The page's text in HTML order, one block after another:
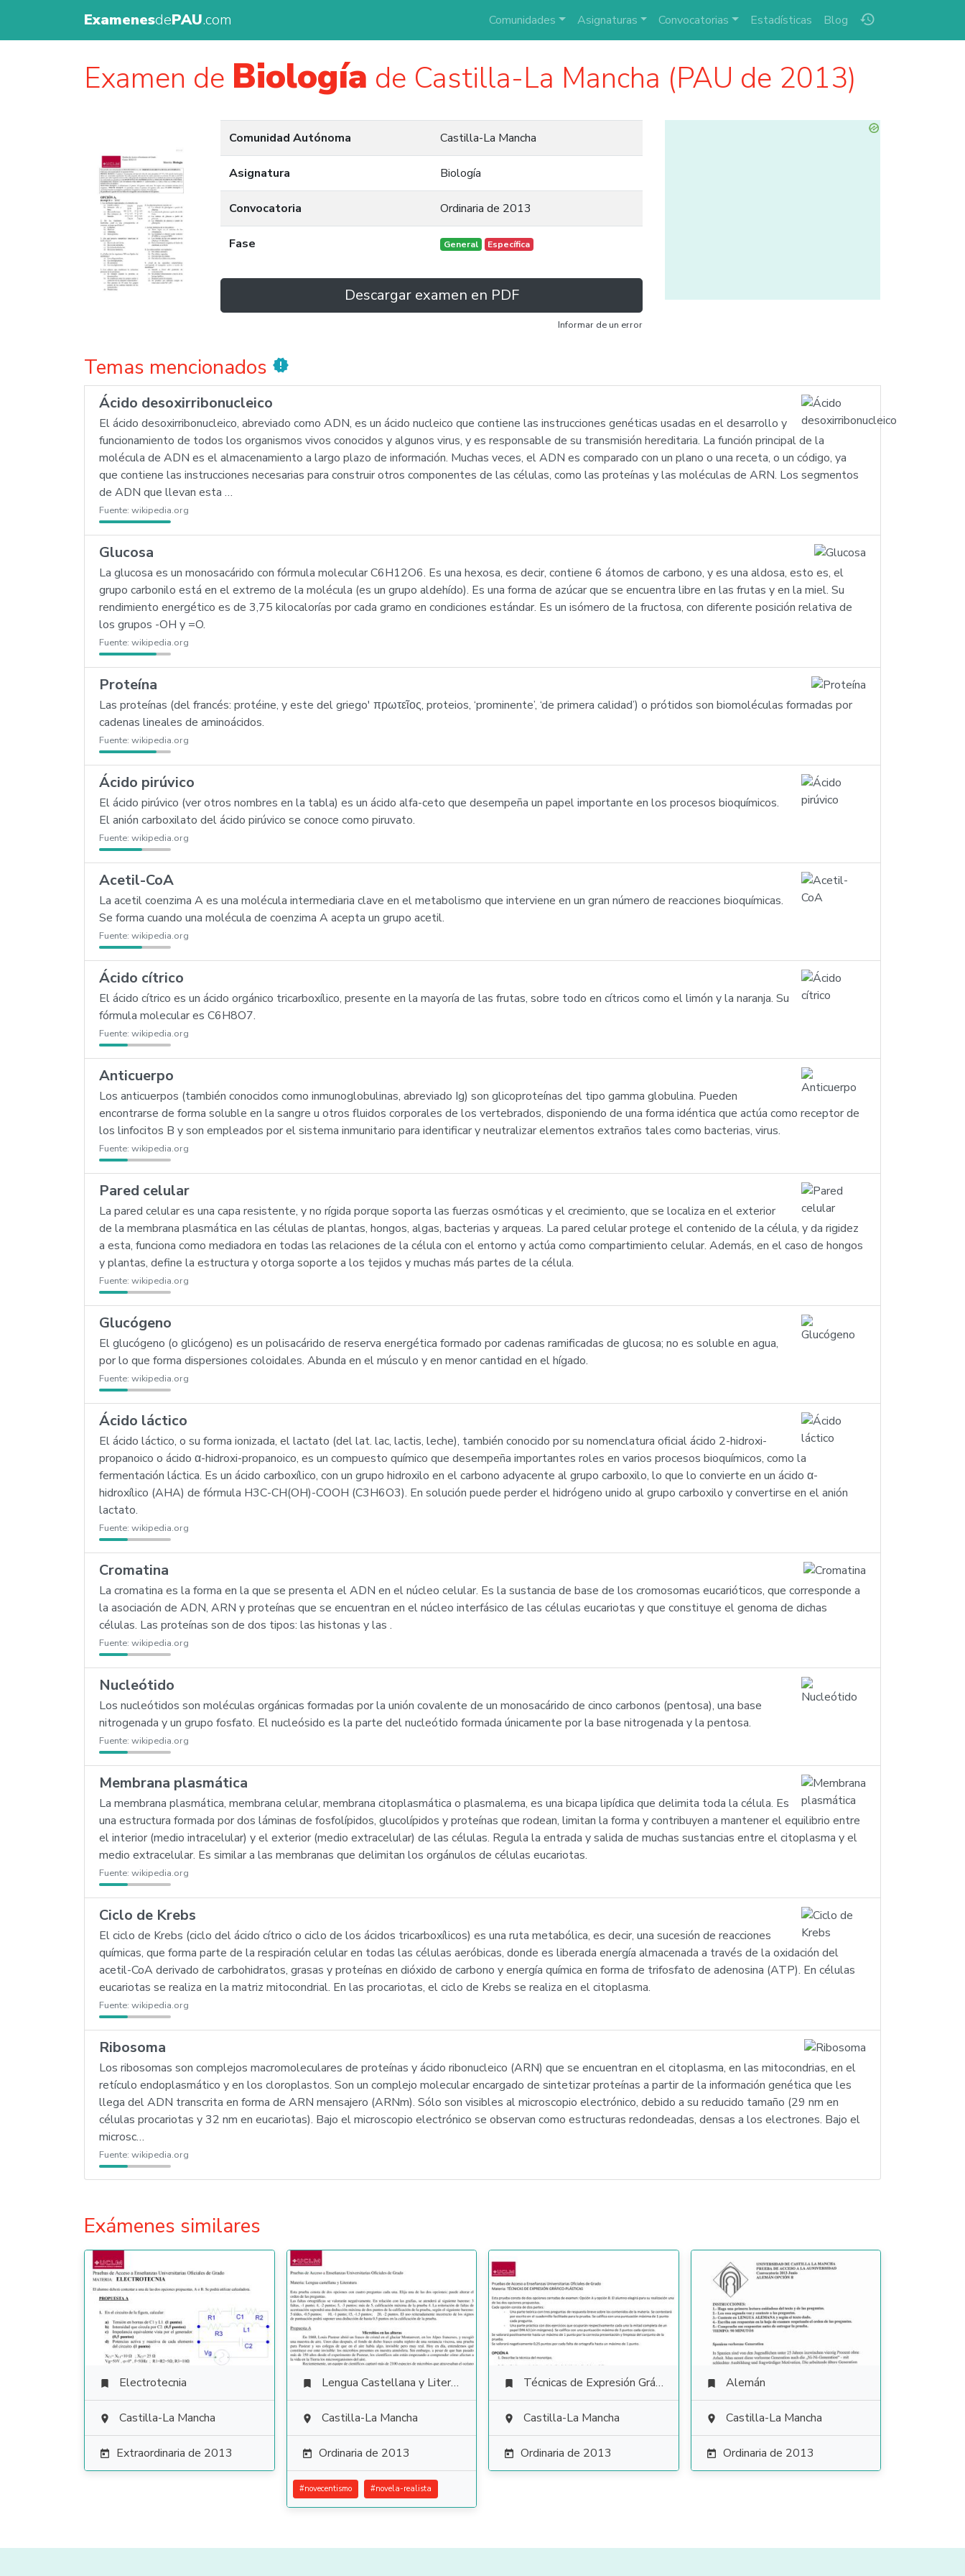
ExamenesdePAU.com history
Comunidades Asignaturas Convocatorias Estadísticas Blog
Examen de Biología de Castilla-La Mancha (PAU de 2013)
Comunidad Autónoma Castilla-La Mancha
Asignatura Biología
Convocatoria Ordinaria de 2013
Fase General Específica
Descargar examen en PDF
Informar de un error
Temas mencionados new_releases
Ácido desoxirribonucleico
El ácido desoxirribonucleico, abreviado como ADN, es un ácido nucleico que contiene las instrucciones genéticas usadas en el desarrollo y
funcionamiento de todos los organismos vivos conocidos y algunos virus, y es responsable de su transmisión hereditaria. La función principal de la
molécula de ADN es el almacenamiento a largo plazo de información. Muchas veces, el ADN es comparado con un plano o una receta, o un código, ya
que contiene las instrucciones necesarias para construir otros componentes de las células, como las proteínas y las moléculas de ARN. Los segmentos
de ADN que llevan esta …
Fuente: wikipedia.org
Glucosa
La glucosa es un monosacárido con fórmula molecular C6H12O6. Es una hexosa, es decir, contiene 6 átomos de carbono, y es una aldosa, esto es, el
grupo carbonilo está en el extremo de la molécula (es un grupo aldehído). Es una forma de azúcar que se encuentra libre en las frutas y en la miel. Su
rendimiento energético es de 3,75 kilocalorías por cada gramo en condiciones estándar. Es un isómero de la fructosa, con diferente posición relativa de
los grupos -OH y =O.
Fuente: wikipedia.org
Proteína
Las proteínas (del francés: protéine, y este del griego' πρωτεῖος, proteios, ‘prominente’, ‘de primera calidad’) o prótidos son biomoléculas formadas por
cadenas lineales de aminoácidos.
Fuente: wikipedia.org
Ácido pirúvico
El ácido pirúvico (ver otros nombres en la tabla) es un ácido alfa-ceto que desempeña un papel importante en los procesos bioquímicos.
El anión carboxilato del ácido pirúvico se conoce como piruvato.
Fuente: wikipedia.org
Acetil-CoA
La acetil coenzima A es una molécula intermediaria clave en el metabolismo que interviene en un gran número de reacciones bioquímicas.
Se forma cuando una molécula de coenzima A acepta un grupo acetil.
Fuente: wikipedia.org
Ácido cítrico
El ácido cítrico es un ácido orgánico tricarboxílico, presente en la mayoría de las frutas, sobre todo en cítricos como el limón y la naranja. Su
fórmula molecular es C6H8O7.
Fuente: wikipedia.org
Anticuerpo
Los anticuerpos (también conocidos como inmunoglobulinas, abreviado Ig) son glicoproteínas del tipo gamma globulina. Pueden
encontrarse de forma soluble en la sangre u otros fluidos corporales de los vertebrados, disponiendo de una forma idéntica que actúa como receptor de
los linfocitos B y son empleados por el sistema inmunitario para identificar y neutralizar elementos extraños tales como bacterias, virus.
Fuente: wikipedia.org
Pared celular
La pared celular es una capa resistente, y no rígida porque soporta las fuerzas osmóticas y el crecimiento, que se localiza en el exterior
de la membrana plasmática en las células de plantas, hongos, algas, bacterias y arqueas. La pared celular protege el contenido de la célula, y da rigidez
a esta, funciona como mediadora en todas las relaciones de la célula con el entorno y actúa como compartimiento celular. Además, en el caso de hongos
y plantas, define la estructura y otorga soporte a los tejidos y muchas más partes de la célula.
Fuente: wikipedia.org
Glucógeno
El glucógeno (o glicógeno) es un polisacárido de reserva energética formado por cadenas ramificadas de glucosa; no es soluble en agua,
por lo que forma dispersiones coloidales. Abunda en el músculo y en menor cantidad en el hígado.
Fuente: wikipedia.org
Ácido láctico
El ácido láctico, o su forma ionizada, el lactato (del lat. lac, lactis, leche), también conocido por su nomenclatura oficial ácido 2-hidroxi-
propanoico o ácido α-hidroxi-propanoico, es un compuesto químico que desempeña importantes roles en varios procesos bioquímicos, como la
fermentación láctica. Es un ácido carboxílico, con un grupo hidroxilo en el carbono adyacente al grupo carboxilo, lo que lo convierte en un ácido α-
hidroxílico (AHA) de fórmula H3C-CH(OH)-COOH (C3H6O3). En solución puede perder el hidrógeno unido al grupo carboxilo y convertirse en el anión
lactato.
Fuente: wikipedia.org
Cromatina
La cromatina es la forma en la que se presenta el ADN en el núcleo celular. Es la sustancia de base de los cromosomas eucarióticos, que corresponde a
la asociación de ADN, ARN y proteínas que se encuentran en el núcleo interfásico de las células eucariotas y que constituye el genoma de dichas
células. Las proteínas son de dos tipos: las histonas y las .
Fuente: wikipedia.org
Nucleótido
Los nucleótidos son moléculas orgánicas formadas por la unión covalente de un monosacárido de cinco carbonos (pentosa), una base
nitrogenada y un grupo fosfato. El nucleósido es la parte del nucleótido formada únicamente por la base nitrogenada y la pentosa.
Fuente: wikipedia.org
Membrana plasmática
La membrana plasmática, membrana celular, membrana citoplasmática o plasmalema, es una bicapa lipídica que delimita toda la célula. Es
una estructura formada por dos láminas de fosfolípidos, glucolípidos y proteínas que rodean, limitan la forma y contribuyen a mantener el equilibrio entre
el interior (medio intracelular) y el exterior (medio extracelular) de las células. Regula la entrada y salida de muchas sustancias entre el citoplasma y el
medio extracelular. Es similar a las membranas que delimitan los orgánulos de células eucariotas.
Fuente: wikipedia.org
Ciclo de Krebs
El ciclo de Krebs (ciclo del ácido cítrico o ciclo de los ácidos tricarboxílicos) es una ruta metabólica, es decir, una sucesión de reacciones
químicas, que forma parte de la respiración celular en todas las células aeróbicas, donde es liberada energía almacenada a través de la oxidación del
acetil-CoA derivado de carbohidratos, grasas y proteínas en dióxido de carbono y energía química en forma de trifosfato de adenosina (ATP). En células
eucariotas se realiza en la matriz mitocondrial. En las procariotas, el ciclo de Krebs se realiza en el citoplasma.
Fuente: wikipedia.org
Ribosoma
Los ribosomas son complejos macromoleculares de proteínas y ácido ribonucleico (ARN) que se encuentran en el citoplasma, en las mitocondrias, en el
retículo endoplasmático y en los cloroplastos. Son un complejo molecular encargado de sintetizar proteínas a partir de la información genética que les
llega del ADN transcrita en forma de ARN mensajero (ARNm). Sólo son visibles al microscopio electrónico, debido a su reducido tamaño (29 nm en
células procariotas y 32 nm en eucariotas). Bajo el microscopio electrónico se observan como estructuras redondeadas, densas a los electrones. Bajo el
microsc…
Fuente: wikipedia.org
Exámenes similares
 Electrotecnia
 Castilla-La Mancha
 Extraordinaria de 2013
 Lengua Castellana y Literatura
 Castilla-La Mancha
 Ordinaria de 2013
#novecentismo #novela-realista
 Técnicas de Expresión Gráfico Plástica
 Castilla-La Mancha
 Ordinaria de 2013
 Alemán
 Castilla-La Mancha
 Ordinaria de 2013